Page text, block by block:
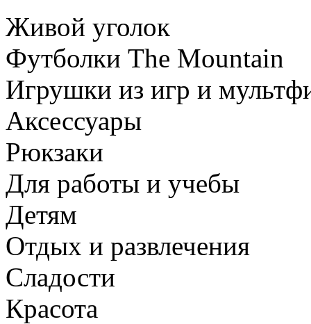
Живой уголок
Футболки The Mountain
Игрушки из игр и
Аксессуары
Рюкзаки
Для работы и учебы
Детям
Отдых и развлечения
Сладости
Красота